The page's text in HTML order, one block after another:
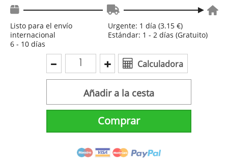
Listo para el envío
internacional
6 - 10 días
Urgente: 1 día (3.15 €)
Estándar: 1 - 2 días (Gratuito)
Calculadora
Añadir a la cesta
Comprar